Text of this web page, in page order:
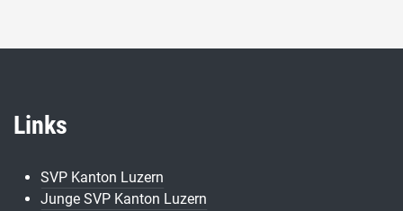
Links
SVP Kanton Luzern
Junge SVP Kanton Luzern